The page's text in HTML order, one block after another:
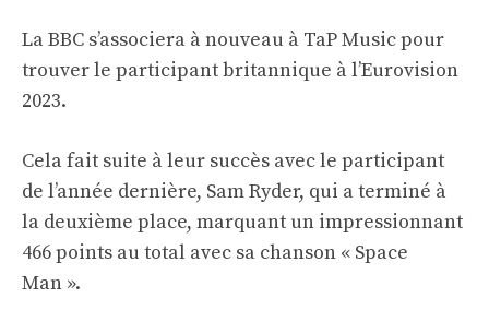
La BBC s’associera à nouveau à TaP Music pour
trouver le participant britannique à l’Eurovision
2023.
Cela fait suite à leur succès avec le participant
de l’année dernière, Sam Ryder, qui a terminé à
la deuxième place, marquant un impressionnant
466 points au total avec sa chanson « Space
Man ».